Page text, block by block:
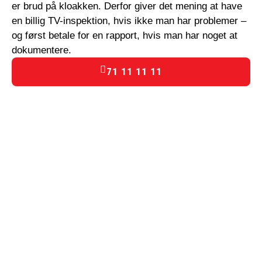
er brud på kloakken. Derfor giver det mening at have
en billig TV-inspektion, hvis ikke man har problemer –
og først betale for en rapport, hvis man har noget at
dokumentere.
71 11 11 11